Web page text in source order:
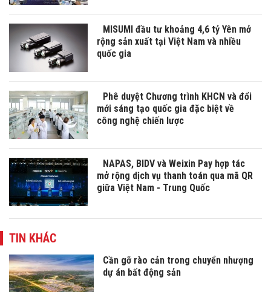
MISUMI đầu tư khoảng 4,6 tỷ Yên mở
rộng sản xuất tại Việt Nam và nhiều
quốc gia
Phê duyệt Chương trình KHCN và đổi
mới sáng tạo quốc gia đặc biệt về
công nghệ chiến lược
NAPAS, BIDV và Weixin Pay hợp tác
mở rộng dịch vụ thanh toán qua mã QR
giữa Việt Nam - Trung Quốc
TIN KHÁC
Cần gỡ rào cản trong chuyển nhượng
dự án bất động sản